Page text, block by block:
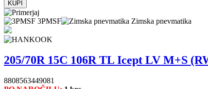
3PMSF Zimska pnevmatika
205/70R 15C 106R TL Icept LV M+S
8808563449081